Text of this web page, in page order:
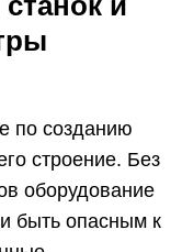
по созданию
строение. Без
оборудование
быть опасным к